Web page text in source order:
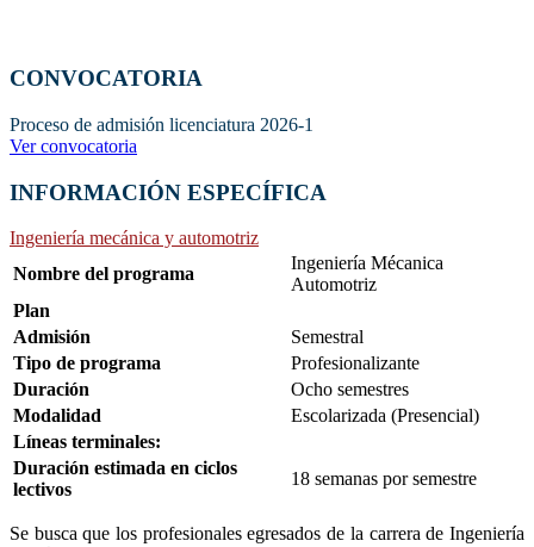
CONVOCATORIA
Proceso de admisión licenciatura 2026-1
Ver convocatoria
INFORMACIÓN ESPECÍFICA
Ingeniería mecánica y automotriz
Nombre del programa
Ingeniería Mécanica
Automotriz
Plan
Admisión
Semestral
Tipo de programa
Profesionalizante
Duración
Ocho semestres
Modalidad
Escolarizada (Presencial)
Líneas terminales:
Duración estimada en ciclos
lectivos
18 semanas por semestre
Se busca que los profesionales egresados de la carrera de Ingeniería